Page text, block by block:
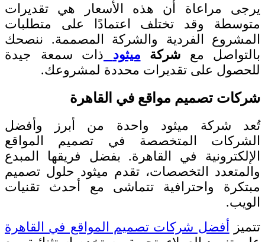
يرجى مراعاة أن هذه الأسعار هي تقديرات
متوسطة وقد تختلف اعتمادًا على متطلبات
المشروع الفردية والشركة المصممة. ننصحك
بالتواصل مع شركة ميثود
ذات سمعة جيدة
للحصول على تقديرات محددة لمشروعك.
شركات تصميم مواقع في القاهرة
تُعد شركة ميثود واحدة من أبرز وأفضل
الشركات المتخصصة في تصميم المواقع
الإلكترونية في القاهرة. بفضل فريقها المبدع
والمتعدد التخصصات، تقدم ميثود حلول تصميم
مبتكرة واحترافية تتماشى مع أحدث تقنيات
الويب.
تتميز أفضل شركات تصميم المواقع في القاهرة